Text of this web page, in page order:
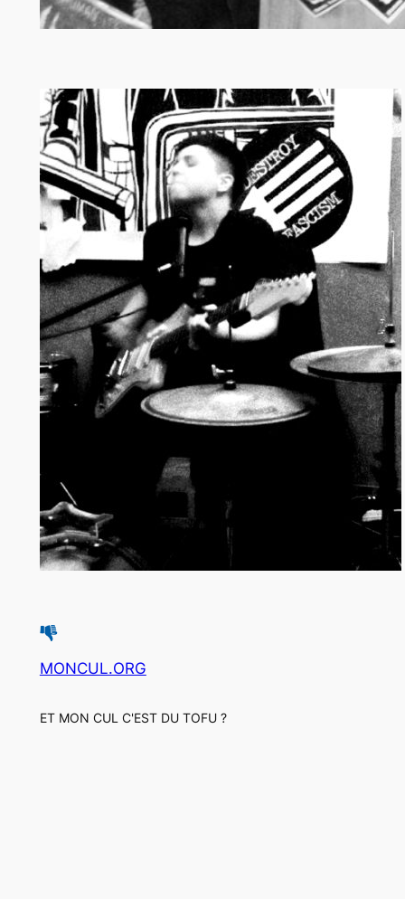
MONCUL.ORG
ET MON CUL C'EST DU TOFU ?